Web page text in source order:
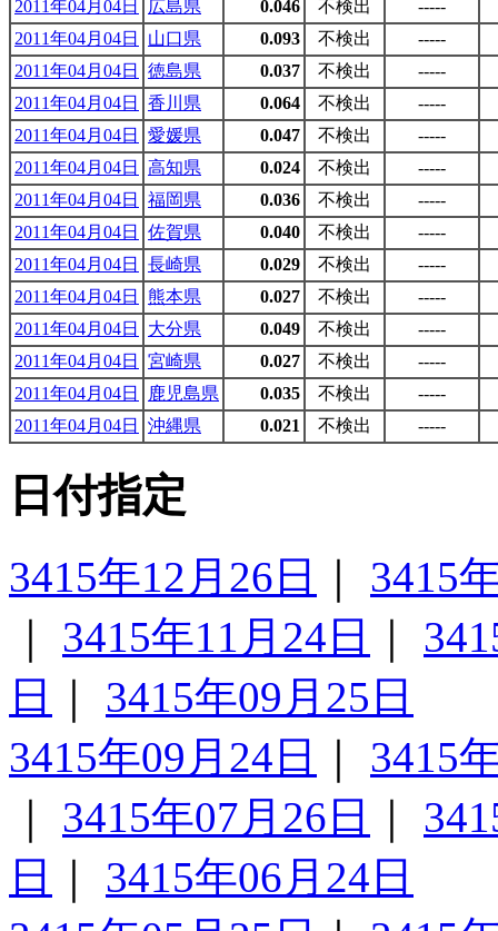
2011年04月04日
広島県 0.046 不検出
-----
2011年04月04日
山口県 0.093 不検出
-----
2011年04月04日
徳島県 0.037 不検出
-----
2011年04月04日
香川県 0.064 不検出
-----
2011年04月04日
愛媛県 0.047 不検出
-----
2011年04月04日
高知県 0.024 不検出
-----
2011年04月04日
福岡県 0.036 不検出
-----
2011年04月04日
佐賀県 0.040 不検出
-----
2011年04月04日
長崎県 0.029 不検出
-----
2011年04月04日
熊本県 0.027 不検出
-----
2011年04月04日
大分県 0.049 不検出
-----
2011年04月04日
宮崎県 0.027 不検出
-----
2011年04月04日
鹿児島県 0.035 不検出
-----
2011年04月04日
沖縄県 0.021 不検出 -----
日付指定
3415年12月26日
3415
3415年11月24日
日
3415年09月25日
3415年09月24日
3415
3415年07月26日
日
3415年06月24日